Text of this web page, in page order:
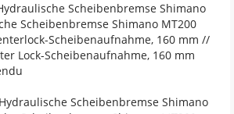
Scheibenbremse Shimano
Scheibenbremse Shimano MT200
Scheibenaufnahme, 160 mm //
Lock-Scheibenaufnahme, 160 mm
Scheibenbremse Shimano